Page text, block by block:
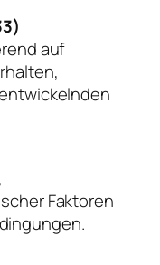
auf
Faktoren